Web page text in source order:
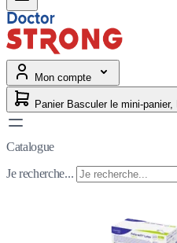
Mon compte
Panier
Catalogue
Je recherche...